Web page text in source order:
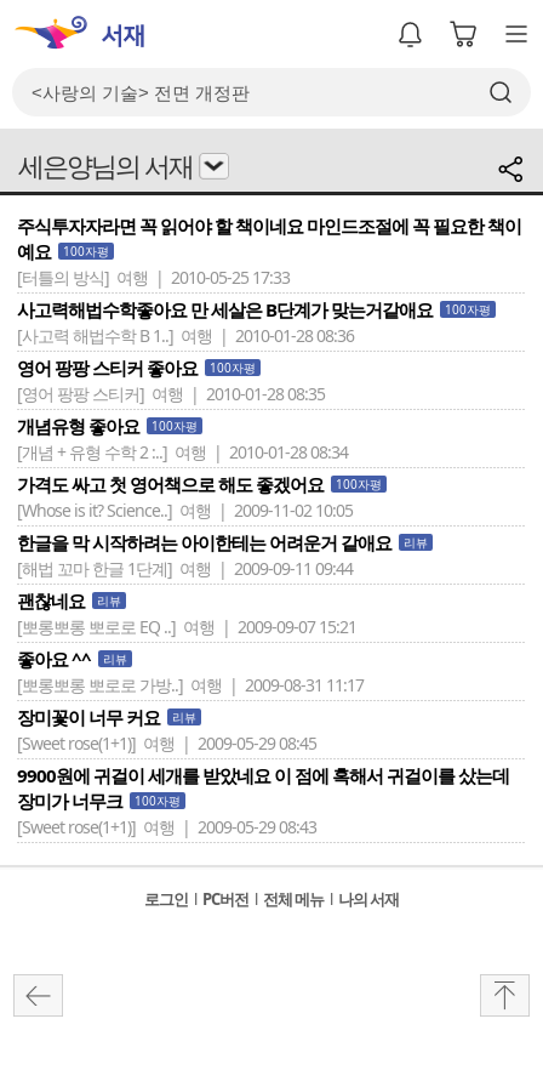
세은양님의 서재
주식투자자라면 꼭 읽어야 할 책이네요 마인드조절에 꼭 필요한 책이
예요
100자평
[터틀의 방식] 여행 | 2010-05-25 17:33
사고력해법수학좋아요 만 세살은 B단계가 맞는거같애요 100자평
[사고력 해법수학 B 1..] 여행 | 2010-01-28 08:36
영어 팡팡 스티커 좋아요 100자평
[영어 팡팡 스티커] 여행 | 2010-01-28 08:35
개념유형 좋아요 100자평
[개념 + 유형 수학 2 :..] 여행 | 2010-01-28 08:34
가격도 싸고 첫 영어책으로 해도 좋겠어요 100자평
[Whose is it? Science..] 여행 | 2009-11-02 10:05
한글을 막 시작하려는 아이한테는 어려운거 같애요 리뷰
[해법 꼬마 한글 1단계] 여행 | 2009-09-11 09:44
괜찮네요 리뷰
[뽀롱뽀롱 뽀로로 EQ ..] 여행 | 2009-09-07 15:21
좋아요 ^^ 리뷰
[뽀롱뽀롱 뽀로로 가방..] 여행 | 2009-08-31 11:17
장미꽃이 너무 커요 리뷰
[Sweet rose(1+1)] 여행 | 2009-05-29 08:45
9900원에 귀걸이 세개를 받았네요 이 점에 혹해서 귀걸이를 샀는데
장미가 너무크
100자평
[Sweet rose(1+1)] 여행 | 2009-05-29 08:43
로그인 l PC버전 l 전체 메뉴 l 나의 서재